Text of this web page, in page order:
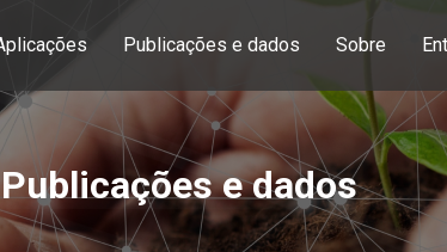
Publicações e dados Sobre
Publicações e dados